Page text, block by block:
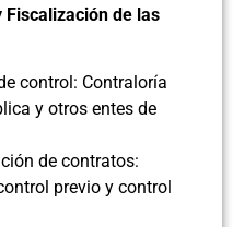
Fiscalización de las
control: Contraloría
y otros entes de
de contratos:
previo y control